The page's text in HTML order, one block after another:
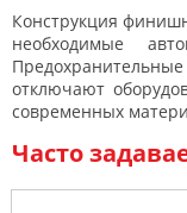
Конструкция
необходимые
отключают
современных
Часто